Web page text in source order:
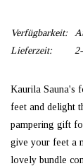
Verfügbarkeit:
Lieferzeit:
Kaurila Sauna's
feet and delight
pampering gift
give your feet a
lovely bundle